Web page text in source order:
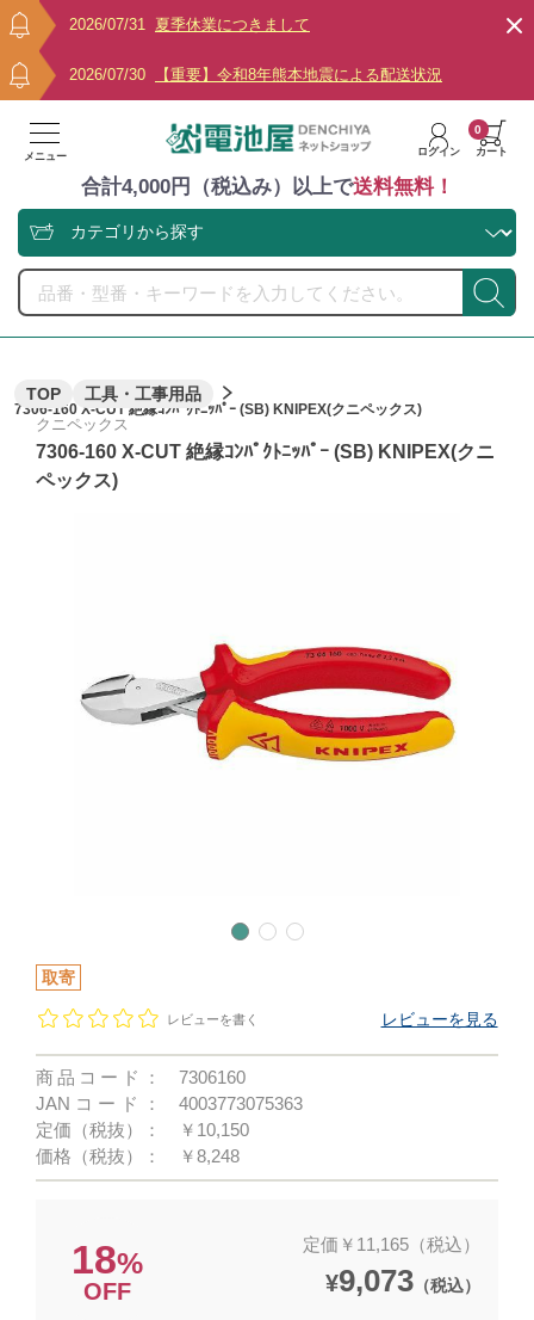
2026/07/31 夏季休業につきまして
2026/07/30 【重要】令和8年熊本地震による配送状況
メニュー ログイン カート
0
合計4,000円（税込み）以上で送料無料！
TOP 工具・工事用品
7306-160 X-CUT 絶縁ｺﾝﾊﾟｸﾄﾆｯﾊﾟｰ (SB) KNIPEX(クニペックス)
クニペックス
7306-160 X-CUT 絶縁ｺﾝﾊﾟｸﾄﾆｯﾊﾟｰ (SB) KNIPEX(クニ
ペックス)
取寄
レビューを書く レビューを見る
商品コード：
7306160
JANコード：
4003773075363
定価（税抜）：
￥10,150
価格（税抜）：
￥8,248
18%
OFF
定価￥11,165（税込）
¥9,073（税込）